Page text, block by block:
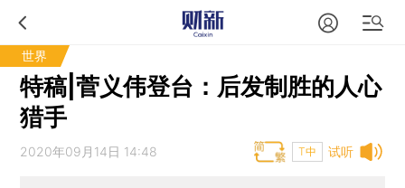
世界
特稿|菅义伟登台：后发制胜的人心
猎手
试听
2020年09月14日 14:48 T中